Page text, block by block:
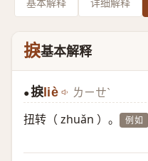
捩基本解释
●捩liè ㄌㄧㄝˋ
扭转（ zhuǎn ）。 例如